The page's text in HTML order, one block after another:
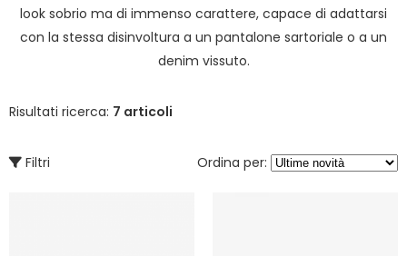
look sobrio ma di immenso carattere, capace di adattarsi
con la stessa disinvoltura a un pantalone sartoriale o a un
denim vissuto.
Risultati ricerca: 7 articoli
Filtri Ordina per: